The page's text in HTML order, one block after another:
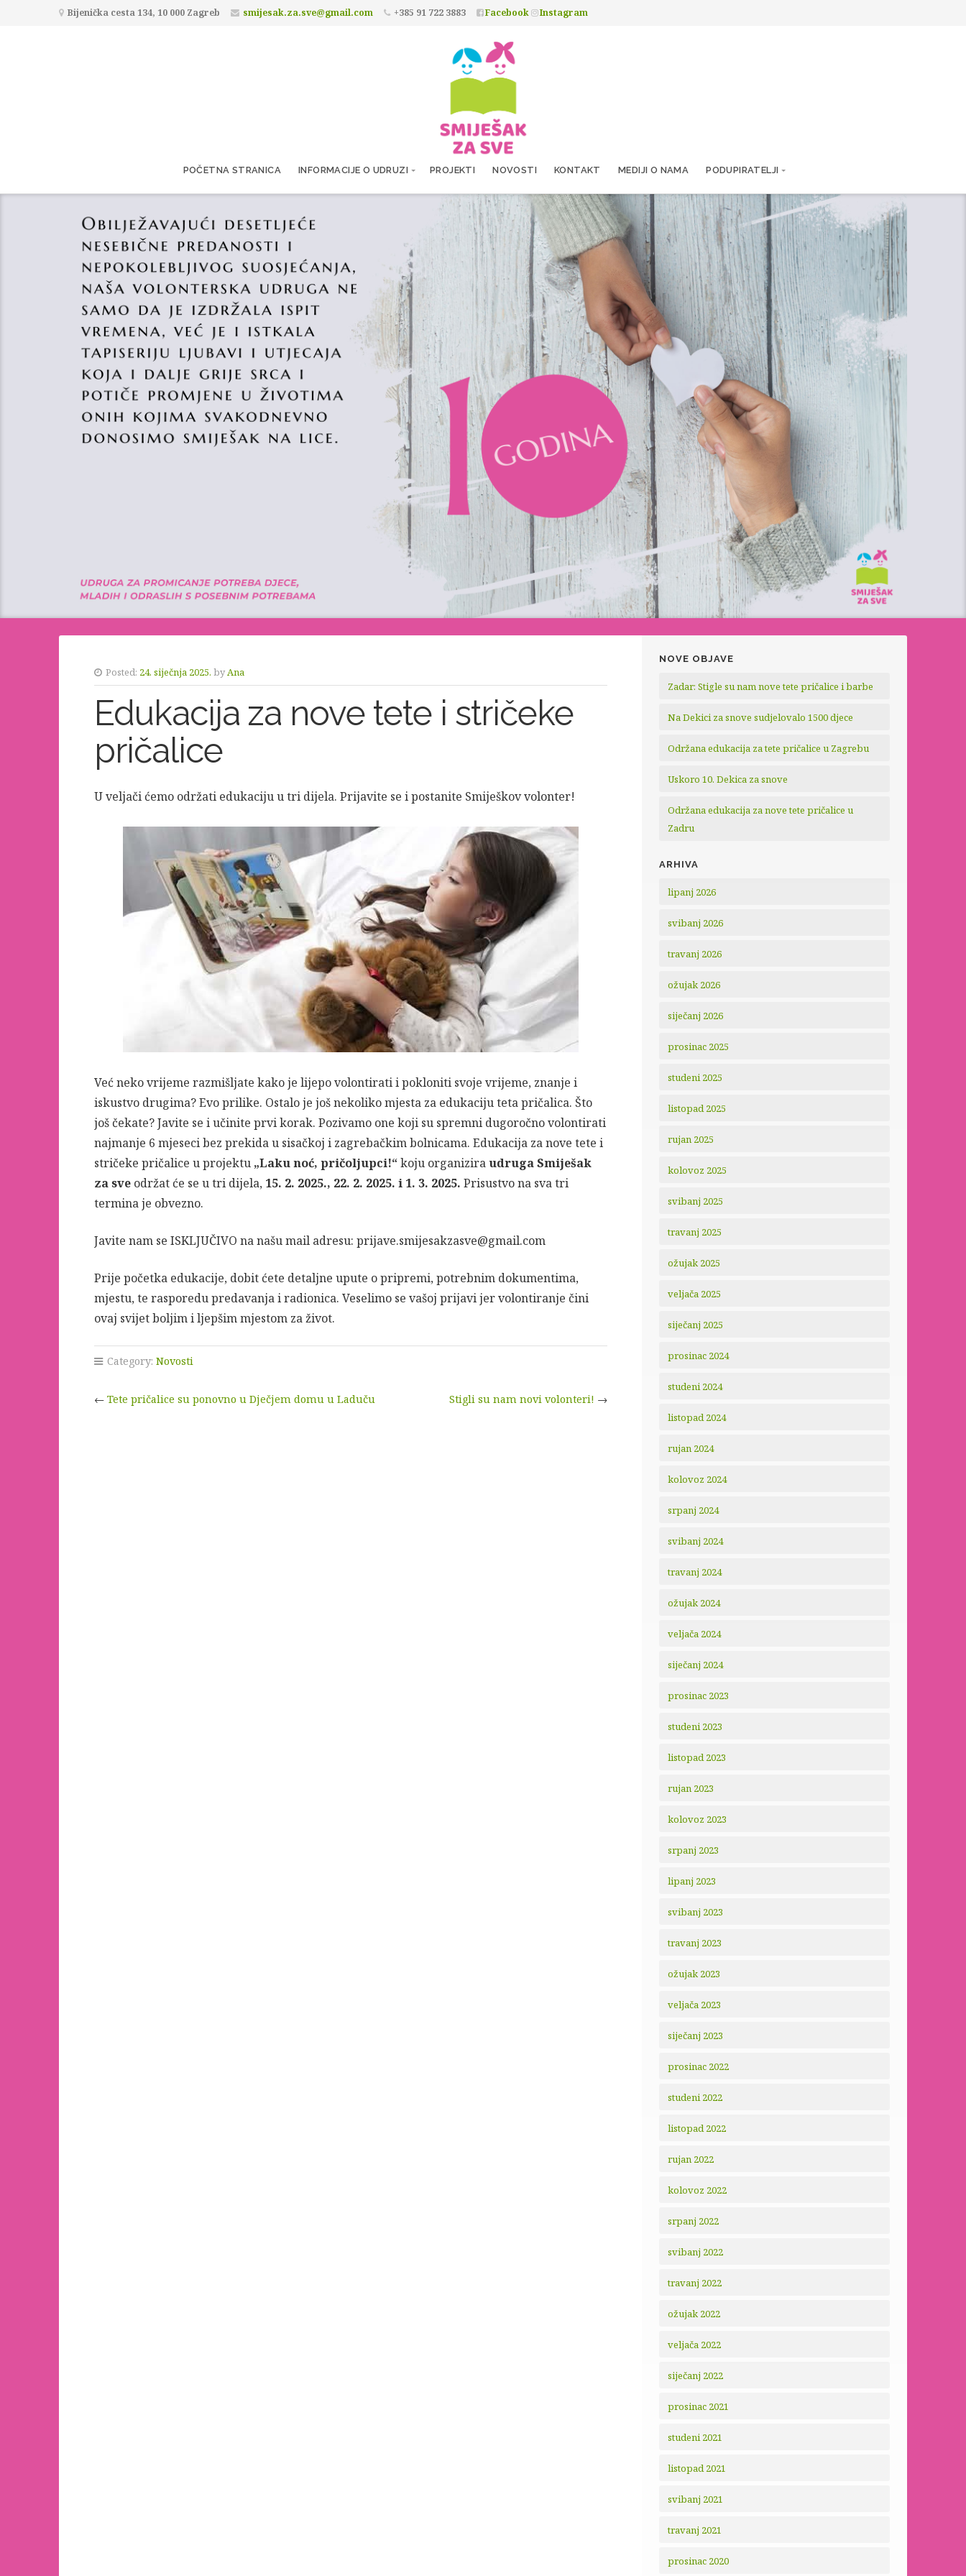
Bijenička cesta 134, 10 000 Zagreb smijesak.za.sve@gmail.com +385 91 722 3883 Facebook Instagram
POČETNA STRANICA INFORMACIJE O UDRUZI PROJEKTI NOVOSTI KONTAKT MEDIJI O NAMA PODUPIRATELJI
Posted: 24. siječnja 2025. byAna
Edukacija za nove tete i stričeke
pričalice
U veljači ćemo održati edukaciju u tri dijela. Prijavite se i postanite Smiješkov volonter!
Već neko vrijeme razmišljate kako je lijepo volontirati i pokloniti svoje vrijeme, znanje i
iskustvo drugima? Evo prilike. Ostalo je još nekoliko mjesta za edukaciju teta pričalica. Što
još čekate? Javite se i učinite prvi korak. Pozivamo one koji su spremni dugoročno volontirati
najmanje 6 mjeseci bez prekida u sisačkoj i zagrebačkim bolnicama. Edukacija za nove tete i
stričeke pričalice u projektu „Laku noć, pričoljupci!“koju organizira udruga Smiješak
za sveodržat će se u tri dijela, 15. 2. 2025., 22. 2. 2025. i 1. 3. 2025. Prisustvo na sva tri
termina je obvezno.
Javite nam se ISKLJUČIVO na našu mail adresu: prijave.smijesakzasve@gmail.com
Prije početka edukacije, dobit ćete detaljne upute o pripremi, potrebnim dokumentima,
mjestu, te rasporedu predavanja i radionica. Veselimo se vašoj prijavi jer volontiranje čini
ovaj svijet boljim i ljepšim mjestom za život.
Category: Novosti
← Tete pričalice su ponovno u Dječjem domu u Laduču Stigli su nam novi volonteri! →
NOVE OBJAVE
Zadar: Stigle su nam nove tete pričalice i barbe
Na Dekici za snove sudjelovalo 1500 djece
Održana edukacija za tete pričalice u Zagrebu
Uskoro 10. Dekica za snove
Održana edukacija za nove tete pričalice u
Zadru
ARHIVA
lipanj 2026
svibanj 2026
travanj 2026
ožujak 2026
siječanj 2026
prosinac 2025
studeni 2025
listopad 2025
rujan 2025
kolovoz 2025
svibanj 2025
travanj 2025
ožujak 2025
veljača 2025
siječanj 2025
prosinac 2024
studeni 2024
listopad 2024
rujan 2024
kolovoz 2024
srpanj 2024
svibanj 2024
travanj 2024
ožujak 2024
veljača 2024
siječanj 2024
prosinac 2023
studeni 2023
listopad 2023
rujan 2023
kolovoz 2023
srpanj 2023
lipanj 2023
svibanj 2023
travanj 2023
ožujak 2023
veljača 2023
siječanj 2023
prosinac 2022
studeni 2022
listopad 2022
rujan 2022
kolovoz 2022
srpanj 2022
svibanj 2022
travanj 2022
ožujak 2022
veljača 2022
siječanj 2022
prosinac 2021
studeni 2021
listopad 2021
svibanj 2021
travanj 2021
prosinac 2020